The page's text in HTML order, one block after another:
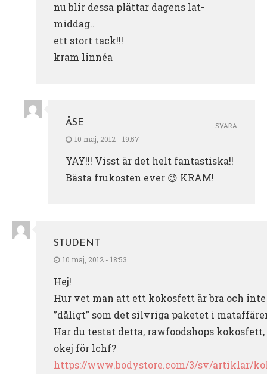
nu blir dessa plättar dagens lat-
middag..
ett stort tack!!!
kram linnéa
ÅSE
10 maj, 2012 - 19:57
YAY!!! Visst är det helt fantastiska!!
Bästa frukosten ever 😉 KRAM!
SVARA
STUDENT
10 maj, 2012 - 18:53
Hej!
Hur vet man att ett kokosfett är bra och inte
”dåligt” som det silvriga paketet i
Har du testat detta, rawfoodshops kokosfett,
okej för lchf?
https://www.bodystore.com/3/sv/artiklar/